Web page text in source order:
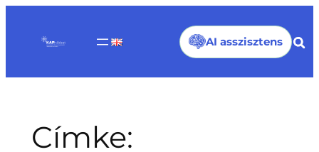
tartalomhoz
AI asszisztens
Címke: